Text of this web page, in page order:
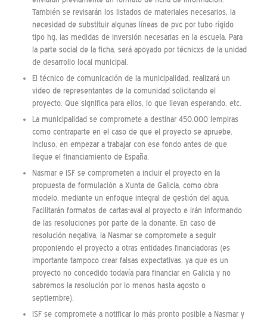
También se revisarán los listados de materiales necesarios, la
necesidad de substituir algunas líneas de pvc por tubo rígido
tipo hg, las medidas de inversión necesarias en la escuela. Para
la parte social de la ficha, será apoyado por técnicxs de la unidad
de desarrollo local municipal.
El técnico de comunicación de la municipalidad, realizará un
video de representantes de la comunidad solicitando el
proyecto. Que significa para ellos, lo que llevan esperando, etc.
La municipalidad se compromete a destinar 450.000 lempiras
como contraparte en el caso de que el proyecto se apruebe.
Incluso, en empezar a trabajar con ese fondo antes de que
llegue el financiamiento de España.
Nasmar e ISF se comprometen a incluir el proyecto en la
propuesta de formulación a Xunta de Galicia, como obra
modelo, mediante un enfoque integral de gestión del agua.
Facilitarán formatos de cartas-aval al proyecto e irán informando
de las resoluciones por parte de la donante. En caso de
resolución negativa, la Nasmar se compromete a seguir
proponiendo el proyecto a otras entidades financiadoras (es
importante tampoco crear falsas expectativas, ya que es un
proyecto no concedido todavía para financiar en Galicia y no
sabremos la resolución por lo menos hasta agosto o
septiembre).
ISF se compromete a notificar lo más pronto posible a Nasmar y